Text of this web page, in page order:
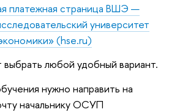
платежная страница ВШЭ —
университет
(hse.ru)
любой удобный вариант.
нужно направить на
начальнику ОСУП